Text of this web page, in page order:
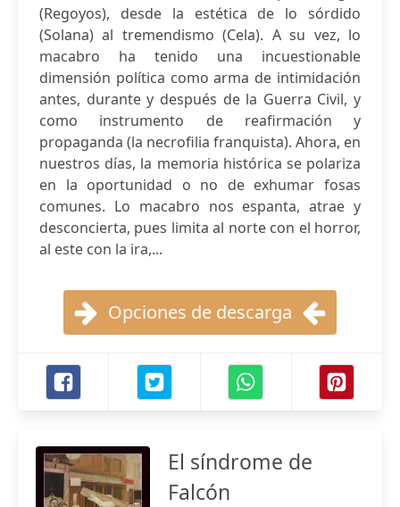
(Regoyos), desde la estética de lo sórdido
(Solana) al tremendismo (Cela). A su vez, lo
macabro ha tenido una incuestionable
dimensión política como arma de intimidación
antes, durante y después de la Guerra Civil, y
como instrumento de reafirmación y
propaganda (la necrofilia franquista). Ahora, en
nuestros días, la memoria histórica se polariza
en la oportunidad o no de exhumar fosas
comunes. Lo macabro nos espanta, atrae y
desconcierta, pues limita al norte con el horror,
al este con la ira,...
Opciones de descarga
El síndrome de
Falcón